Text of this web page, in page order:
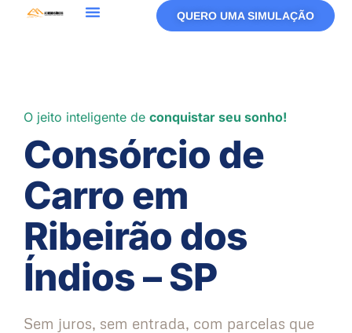
QUERO UMA SIMULAÇÃO
O jeito inteligente de conquistar seu sonho!
Consórcio de
Carro em
Ribeirão dos
Índios – SP
Sem juros, sem entrada, com parcelas que